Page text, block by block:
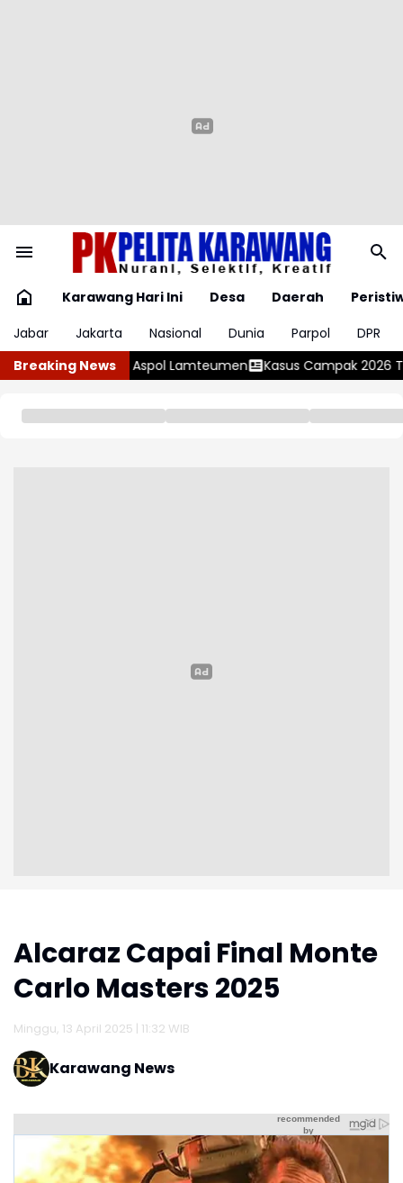
Karawang Hari Ini Desa Daerah
Jabar
Jakarta Nasional Dunia Parpol
DPR
Breaking News
Campak 2026 Tembus 20 Ribu di 36 Provinsi, Kemenkes
Alcaraz Capai Final Monte
Carlo Masters 2025
Minggu, 13 April 2025 | 11:32 WIB
Karawang News